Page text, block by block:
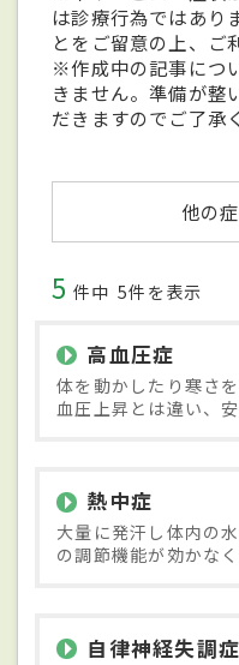
は診療行為ではあり
とをご留意の上、ご
※作成中の記事につ
きません。準備が整
だきますのでご了承
他の
5 件中 5件を表示
高血圧症
体を動かしたり寒さ
血圧上昇とは違い、
熱中症
大量に発汗し体内の
の調節機能が効かな
自律神経失調症